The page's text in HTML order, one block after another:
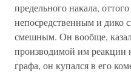
предельного накала,
непосредственным и дико
смешным. Он вообще,
производимой им реакции
графа, он купался в его